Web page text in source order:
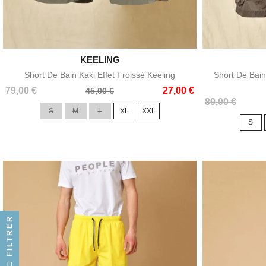
Aperçu rapide
KEELING
Short De Bain Kaki Effet Froissé Keeling
79,00 €
Prix
45,00 € 27,00 €
Prix
S M L XL XXL
Short De
89,00 €
Prix
Prix
S
FILTRER